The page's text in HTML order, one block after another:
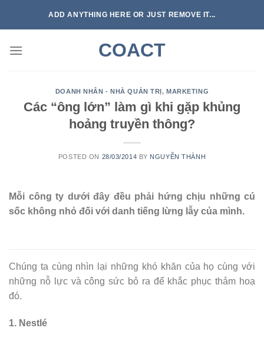
ADD ANYTHING HERE OR JUST REMOVE IT...
COACT
DOANH NHÂN - NHÀ QUẢN TRỊ,MARKETING
Các “ông lớn” làm gì khi gặp khủng
hoảng truyền thông?
POSTED ON 28/03/2014 BY NGUYỄN THÀNH
Mỗi công ty dưới đây đều phải hứng chịu những cú
sốc không nhỏ đối với danh tiếng lừng lẫy của mình.
Chúng ta cùng nhìn lại những khó khăn của họ cùng với
những nỗ lực và công sức bỏ ra để khắc phục thảm hoạ
đó.
1. Nestlé